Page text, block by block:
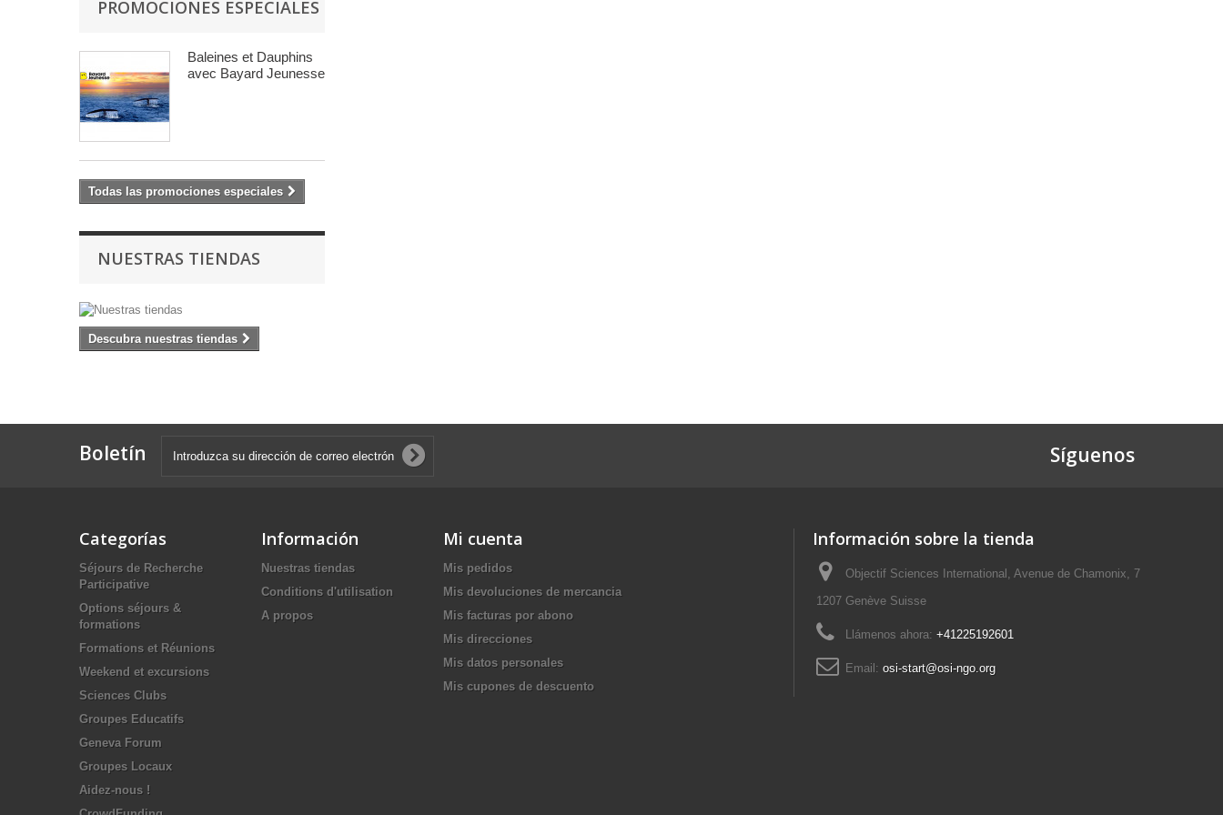
PROMOCIONES ESPECIALES
Baleines et Dauphins
avec Bayard Jeunesse
Todas las promociones especiales
NUESTRAS TIENDAS
Descubra nuestras tiendas
Boletín Síguenos
Categorías
Séjours de Recherche
Participative
Options séjours &
formations
Formations et Réunions
Weekend et excursions
Sciences Clubs
Groupes Educatifs
Geneva Forum
Groupes Locaux
Aidez-nous !
Información
Nuestras tiendas
Conditions d'utilisation
A propos
Mi cuenta
Mis pedidos
Mis devoluciones de mercancia
Mis facturas por abono
Mis direcciones
Mis datos personales
Mis cupones de descuento
Información sobre la tienda
Objectif Sciences International, Avenue de Chamonix, 7
1207 Genève Suisse
Llámenos ahora: +41225192601
Email: osi-start@osi-ngo.org